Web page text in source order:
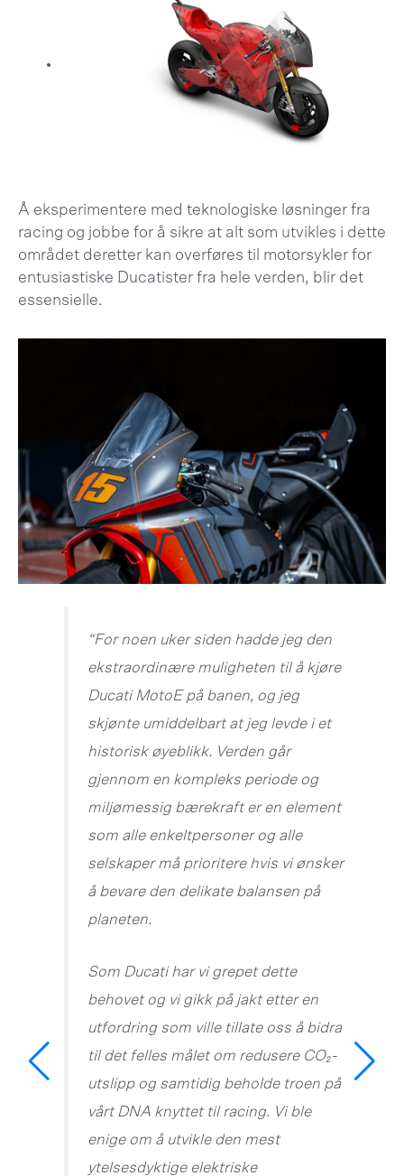
Å eksperimentere med teknologiske løsninger fra
racing og jobbe for å sikre at alt som utvikles i dette
området deretter kan overføres til motorsykler for
entusiastiske Ducatister fra hele verden, blir det
essensielle.
“For noen uker siden hadde jeg den
ekstraordinære muligheten til å kjøre
Ducati MotoE på banen, og jeg
skjønte umiddelbart at jeg levde i et
historisk øyeblikk. Verden går
gjennom en kompleks periode og
miljømessig bærekraft er en element
som alle enkeltpersoner og alle
selskaper må prioritere hvis vi ønsker
å bevare den delikate balansen på
planeten.
Som Ducati har vi grepet dette
behovet og vi gikk på jakt etter en
utfordring som ville tillate oss å bidra
til det felles målet om redusere CO₂-
utslipp og samtidig beholde troen på
vårt DNA knyttet til racing. Vi ble
enige om å utvikle den mest
ytelsesdyktige elektriske